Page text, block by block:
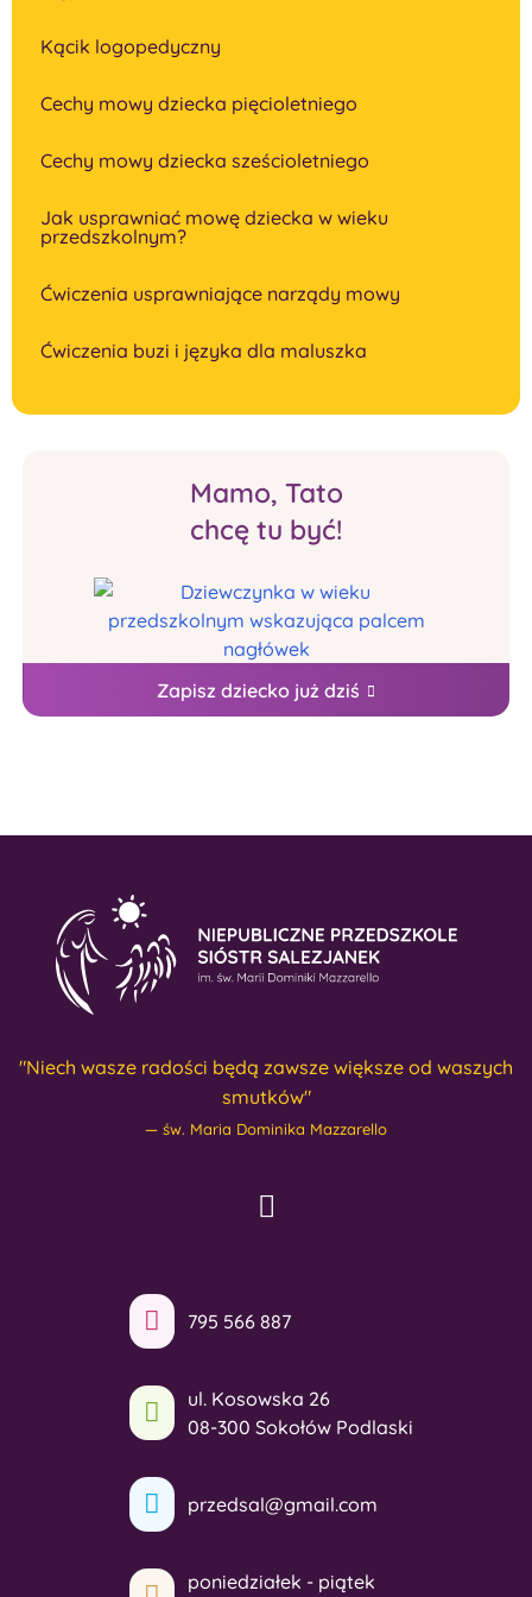
Kącik logopedyczny
Cechy mowy dziecka pięcioletniego
Cechy mowy dziecka sześcioletniego
Jak usprawniać mowę dziecka w wieku
przedszkolnym?
Ćwiczenia usprawniające narządy mowy
Ćwiczenia buzi i języka dla maluszka
Mamo, Tato
chcę tu być!
Zapisz dziecko już dziś
"Niech wasze radości będą zawsze większe od waszych
smutków"
św. Maria Dominika Mazzarello
795 566 887
ul. Kosowska 26
08-300 Sokołów Podlaski
przedsal@gmail.com
poniedziałek - piątek